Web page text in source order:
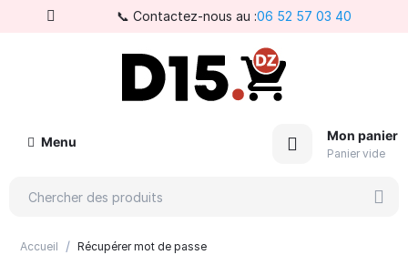
📞 Contactez-nous au :06 52 57 03 40
Menu Mon panier
Panier vide
Accueil / Récupérer mot de passe